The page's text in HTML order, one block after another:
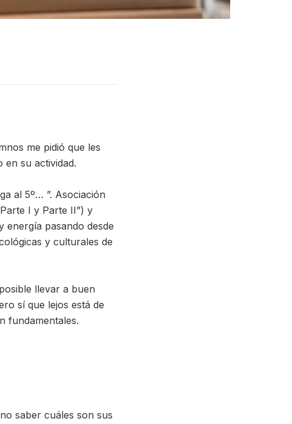
me pidió que les
en su actividad.
al 5º… ”. Asociación
I y Parte II”) y
energía pasando desde
y culturales de
llevar a buen
sí que lejos está de
fundamentales.
saber cuáles son sus